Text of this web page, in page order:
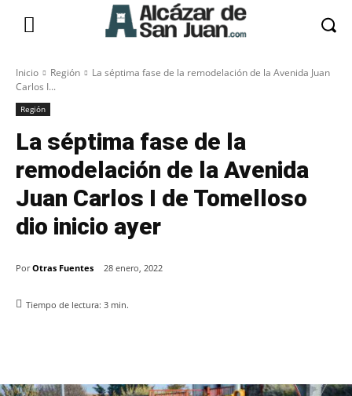
Inicio Región
La séptima fase de la remodelación de la Avenida Juan
Carlos I...
Región
La séptima fase de la
remodelación de la Avenida
Juan Carlos I de Tomelloso
dio inicio ayer
Por Otras Fuentes 28 enero, 2022
Tiempo de lectura: 3 min.